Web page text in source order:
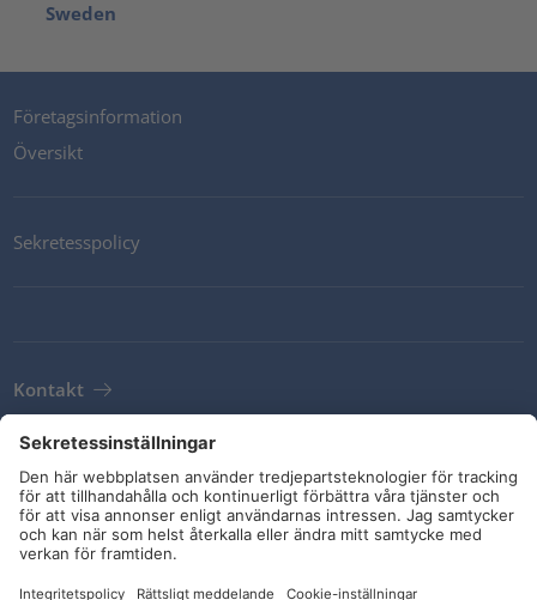
Sweden
Företagsinformation
Översikt
Sekretesspolicy
Kontakt
Leveransvillkor
Riktlinjer och åtaganden